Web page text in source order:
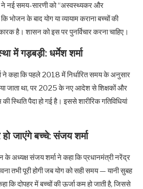
ने नई समय-सारणी को “अस्वस्थ्यकर और
भोजन के बाद योग या व्यायाम कराना बच्चों की
है। शासन को इस पर पुनर्विचार करना चाहिए।
में गड़बड़ी: धर्मेश शर्मा
ने कहा कि पहले 2018 में निर्धारित समय के अनुसार
जाता था, पर 2025 के नए आदेश से शिक्षकों और
स्थिति पैदा हो गई है। इससे शारीरिक गतिविधियां
जाएंगे बच्चे: संजय शर्मा
के अध्यक्ष संजय शर्मा ने कहा कि प्रधानमंत्री नरेंद्र
तभी पूरी होगी जब योग को सही समय — यानी सुबह
कि दोपहर में बच्चों की ऊर्जा कम हो जाती है, जिससे